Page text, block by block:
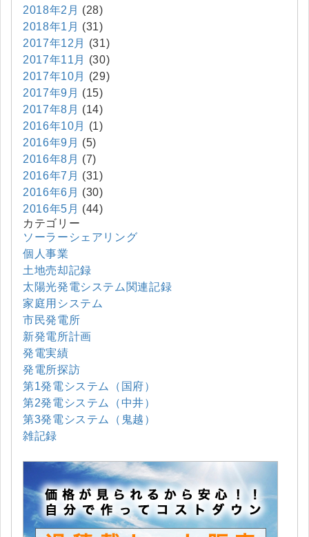
2018年2月 (28)
2018年1月 (31)
2017年12月
(31)
2017年11月
(30)
2017年10月
(29)
2017年9月 (15)
2017年8月 (14)
2016年10月
(1)
2016年9月 (5)
2016年8月 (7)
2016年7月 (31)
2016年6月 (30)
2016年5月 (44)
カテゴリー
ソーラーシェアリング
個人事業
土地売却記録
太陽光発電システム関連記録
家庭用システム
市民発電所
新発電所計画
発電実績
発電所探訪
第1発電システム（国府）
第2発電システム（中井）
第3発電システム（鬼越）
雑記録